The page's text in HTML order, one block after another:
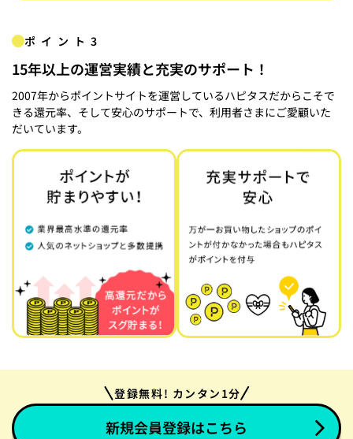
ポイント3
15年以上の運営実績と充実のサポート！
2007年からポイントサイトを運営しているハピタスだからこそで
きる還元率、そして安心のサポートで、利用者さまにご愛顧いた
だいています。
登録無料! カンタン1分
新規会員登録はこちら